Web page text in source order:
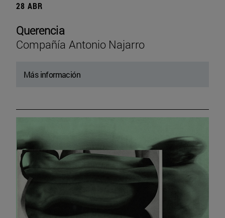
28 ABR
Querencia
Compañía Antonio Najarro
Más información